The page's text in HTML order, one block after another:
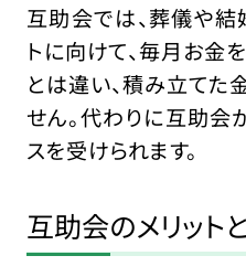
互助会では、葬儀や
トに向けて、毎月お金
とは違い、積み立て
せん。代わりに互助
スを受けられます。
互助会のメリット